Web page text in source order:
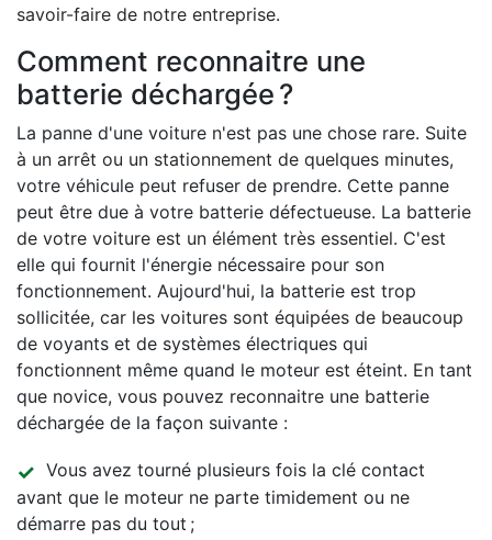
savoir-faire de notre entreprise.
Comment reconnaitre une
batterie déchargée ?
La panne d'une voiture n'est pas une chose rare. Suite
à un arrêt ou un stationnement de quelques minutes,
votre véhicule peut refuser de prendre. Cette panne
peut être due à votre batterie défectueuse. La batterie
de votre voiture est un élément très essentiel. C'est
elle qui fournit l'énergie nécessaire pour son
fonctionnement. Aujourd'hui, la batterie est trop
sollicitée, car les voitures sont équipées de beaucoup
de voyants et de systèmes électriques qui
fonctionnent même quand le moteur est éteint. En tant
que novice, vous pouvez reconnaitre une batterie
déchargée de la façon suivante :
Vous avez tourné plusieurs fois la clé contact
avant que le moteur ne parte timidement ou ne
démarre pas du tout ;